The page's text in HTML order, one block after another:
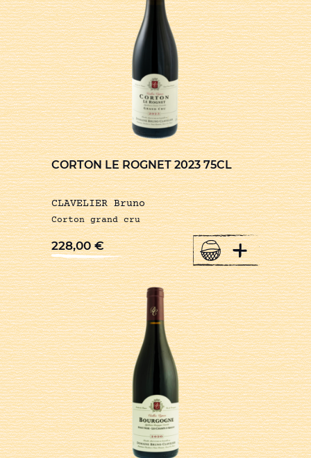
CORTON LE ROGNET 2023 75CL
CLAVELIER Bruno
Corton grand cru
228,00€ +